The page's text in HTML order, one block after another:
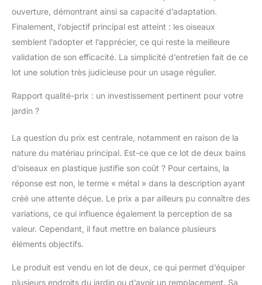
ouverture, démontrant ainsi sa capacité d’adaptation.
Finalement, l’objectif principal est atteint : les oiseaux
semblent l’adopter et l’apprécier, ce qui reste la meilleure
validation de son efficacité. La simplicité d’entretien fait de ce
lot une solution très judicieuse pour un usage régulier.
Rapport qualité-prix : un investissement pertinent pour votre
jardin ?
La question du prix est centrale, notamment en raison de la
nature du matériau principal. Est-ce que ce lot de deux bains
d’oiseaux en plastique justifie son coût ? Pour certains, la
réponse est non, le terme « métal » dans la description ayant
créé une attente déçue. Le prix a par ailleurs pu connaître des
variations, ce qui influence également la perception de sa
valeur. Cependant, il faut mettre en balance plusieurs
éléments objectifs.
Le produit est vendu en lot de deux, ce qui permet d’équiper
plusieurs endroits du jardin ou d’avoir un remplacement. Sa